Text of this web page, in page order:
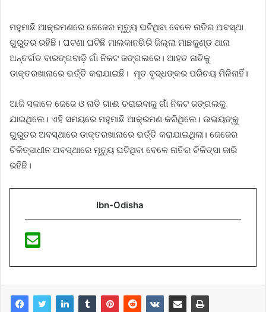
ମହୁମାଛି ଆକ୍ରମଣରେ ଜେଜେର ମୃତ୍ୟୁ ଘଟିଥିବା ବେଳେ ନାତିର ଅବସ୍ଥା
ଗୁରୁତର ରହିଛି। ଘଟଣା ଘଟିଛି ମାଲକାନଗିରି ଜିଲ୍ଲା ମାଛକୁଣ୍ଡ ଥାନା
ଅନ୍ତର୍ଗତ ବାରଙ୍ଗବାଡ଼ି ଗାଁ ନିକଟ ଜଙ୍ଗଲରେ। ଆହତ ନାତିକୁ
ଡାକ୍ତରଖାନାରେ ଭର୍ତ୍ତି କରାଯାଇଛି। ମୃତ ବୃଦ୍ଧଙ୍କର ପରିଚୟ ମିଳିନାହିଁ।
ଆଜି ସକାଳେ ଜେଜେ ଓ ନାତି ଗାଈ ଚରାଇବାକୁ ଗାଁ ନିକଟ ଜଙ୍ଗଲକୁ
ଯାଇଥିଲେ। ଏହି ସମୟରେ ମହୁମାଛି ଆକ୍ରମଣ କରିଥିଲେ। ଉଭୟଙ୍କୁ
ଗୁରୁତର ଅବସ୍ଥାରେ ଡାକ୍ତରଖାନାରେ ଭର୍ତ୍ତି କରାଯାଇଥିଲା। ଜେଜେର
ଚିକିତ୍ସାଧୀନ ଅବସ୍ଥାରେ ମୃତ୍ୟୁ ଘଟିଥିବା ବେଳେ ନାତିର ଚିକିତ୍ସା ଜାରି
ରହିଛି।
Ibn-Odisha